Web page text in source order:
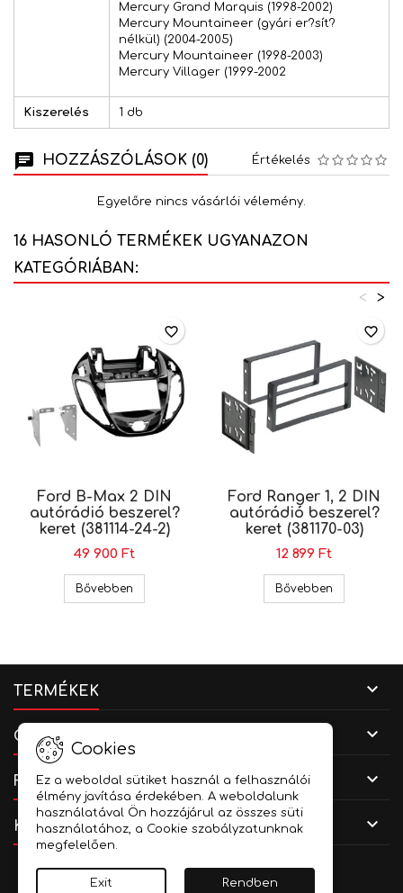
Mercury Grand Marquis (1998-2002)
Mercury Mountaineer (gyári er?sít?
nélkül) (2004-2005)
Mercury Mountaineer (1998-2003)
Mercury Villager (1999-2002
Kiszerelés 1 db
HOZZÁSZÓLÁSOK (0) Értékelés
Egyelőre nincs vásárlói vélemény.
16 HASONLÓ TERMÉKEK UGYANAZON
KATEGÓRIÁBAN:
>
<
Ford B-Max 2 DIN
autórádió beszerel?
keret (381114-24-2)
49 900 Ft
Bővebben Ford B-Max 2 DIN autórádió beszerel? keret
favorite_border
Ford Ranger 1, 2 DIN
autórádió beszerel?
keret (381170-03)
12 899 Ft
Bővebben
favorite_border
TERMÉKEK 
CÉGADATOK 
FIÓKOD 
KAPCSOLAT 
Cookies
Ez a weboldal sütiket használ a felhasználói
élmény javítása érdekében. A weboldalunk
használatával Ön hozzájárul az összes süti
használatához, a Cookie szabályzatunknak
megfelelően.
Exit Rendben
Facebook
YouTubeInstagram